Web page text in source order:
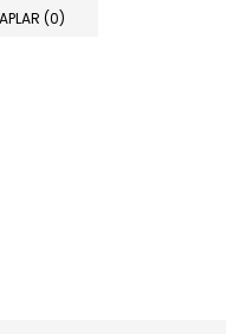
(0)